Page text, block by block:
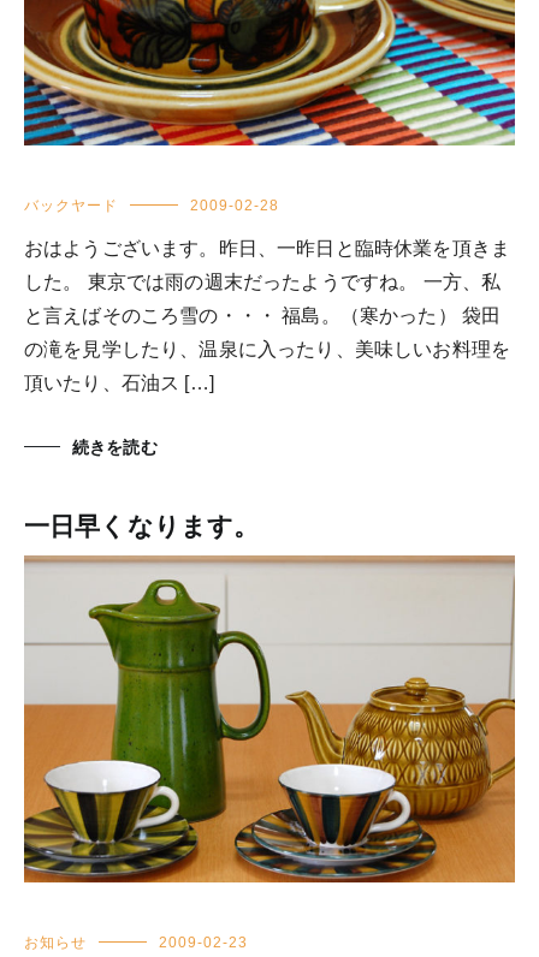
バックヤード 2009-02-28
おはようございます。昨日、一昨日と臨時休業を頂きま
した。 東京では雨の週末だったようですね。 一方、私
と言えばそのころ雪の・・・ 福島。（寒かった） 袋田
の滝を見学したり、温泉に入ったり、美味しいお料理を
頂いたり、石油ス […]
続きを読む
一日早くなります。
お知らせ 2009-02-23